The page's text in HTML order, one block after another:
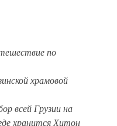
по
храмовой
всей Грузии на
хранится Хитон